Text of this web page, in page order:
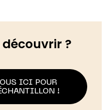
découvrir ?
ICI POUR
!